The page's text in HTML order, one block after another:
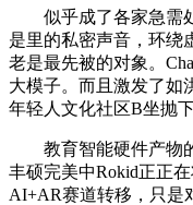
似乎成了各家急需处
是里的私密声音，环绕
老是最先被的对象。
大模子。而且激发了如
年轻人文化社区B坐抛下
教育智能硬件产物的
丰硕完美中Rokid正正
AI+AR赛道转移，只是